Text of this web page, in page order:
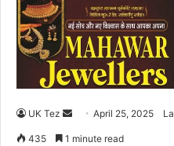
UK Tez April 25, 2025
435 1 minute read